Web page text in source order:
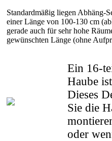
Standardmäßig liegen Abhäng-
einer Länge von 100-130 cm
gerade auch für sehr hohe
gewünschten Länge (ohne
Ein 16-
Haube
Dieses
Sie die
oder